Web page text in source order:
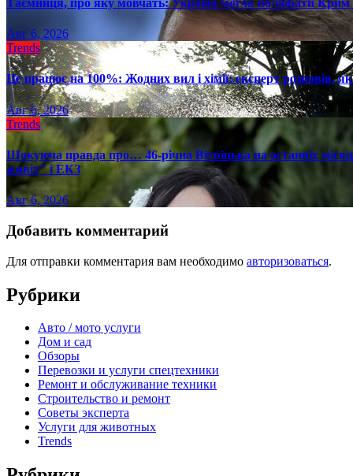
Авг 6, 2026
Trends
Це працює на 100%: Жодних вил і хімії: експерт розповів,
Авг 6, 2026
Trends
Шокуюча правда про… 46-річна Вітвіцька на останніх
живіт" і ЕКЗ
Авг 6, 2026
Добавить комментарий
Для отправки комментария вам необходимо авторизоваться.
Рубрики
Авто / мото услуги
Дом и сад
Обзоры
Перевозки и услуги спецтехники
Ремонт и обслуживание техники
Строительство и ремонт
Советы эксперта
Услуги для животных
Trends